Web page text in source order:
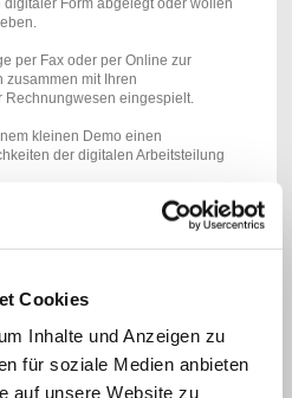
Cookies
Inhalte und Anzeigen zu
für soziale Medien anbieten
auf unsere Website zu
per Fax oder per Online zur
zusammen mit Ihren
eingespielt.
kleinen Demo einen
der digitalen Arbeitsteilung
online-erleben/unternehmen/
uns einfach an
Online die Möglichkeit der
und Steuerberater.